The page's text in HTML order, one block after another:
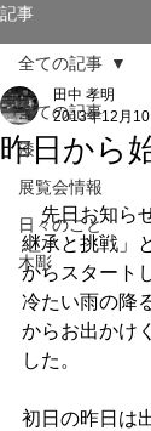
記事
全ての記事
漆
展覧会情報
日々のこと
木彫
全ての記事
昨日から
田中 孝明
2013年12月10
先日お知ら
継承と挑戦」
からスタート
冷たい雨の降
からお出かけ
した。
初日の昨日は